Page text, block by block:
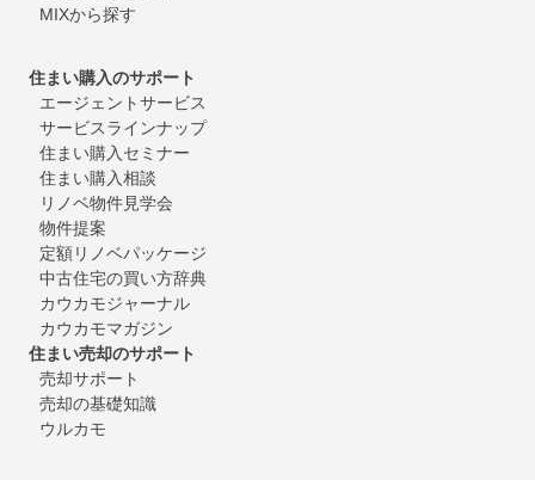
MIXから探す
住まい購入のサポート
エージェントサービス
サービスラインナップ
住まい購入セミナー
住まい購入相談
リノベ物件見学会
物件提案
定額リノベパッケージ
中古住宅の買い方辞典
カウカモジャーナル
カウカモマガジン
住まい売却のサポート
売却サポート
売却の基礎知識
ウルカモ